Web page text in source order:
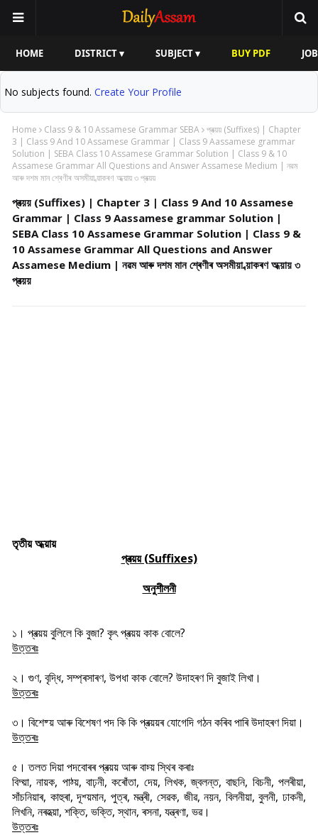
HOME DISTRICT ▾ SUBJECT ▾ BUY PDF
No subjects found. Create Your Profile
Home Class 9 & 10 Assamese Grammar SEBA প্ৰত্য়য় (Suffixes) | Chapter
3 | Class 9 And 10 Assamese Grammar | Class 9 Aassamese grammar
Solution | SEBA Class 10 Assamese Grammar Solution | Class 9 & 10
Assamese Grammar All Questions and Answer Assamese Medium | নৱম
আৰু দশম মান শ্ৰেণীৰ অসমীয়া ব্য়াকৰণ অধ্য়ায় ৩ প্ৰত্য়য়
প্ৰত্য়য় (Suffixes) | Chapter 3 | Class 9 And 10 Assamese
Grammar | Class 9 Aassamese grammar Solution |
SEBA Class 10 Assamese Grammar Solution | Class 9 &
10 Assamese Grammar All Questions and Answer
Assamese Medium | নৱম আৰু দশম মান শ্ৰেণীৰ অসমীয়া ব্য়াকৰণ অধ্য়ায় ৩
প্ৰত্য়য়
তৃতীয় অধ্য়ায়
প্ৰত্য়য় (Suffixes)
অনুশীলনী
১। প্ৰত্য়য় বুলিলে কি বুজা? কৃৎ প্ৰত্য়য় কাক বোলে?
উত্তৰঃ
২। গুণ, বৃদ্ধি, সম্প্ৰসাৰণ, উপধা কাক বোলে? উদাহৰণ দি বুজাই লিখা।
উত্তৰঃ
৩। বিশেষ্য় আৰু বিশেষণ পদ কি কি প্ৰত্য়য়ৰ যোগেদি গঠন কৰিব পাৰি উদাহৰণ দিয়া।
উত্তৰঃ
৫। তলত দিয়া পদবোৰৰ প্ৰত্য়য় আৰু বাচ্য় স্থিৰ কৰাঃ
বিদ্য়া, নায়ক, পাঠ্য়, বাঢ়নী, কৰোঁতা, দেয়, লিখক, জ্বলন্ত, বাছনি, বিচনী, পলৰীয়া,
সাঁচনিয়াৰ, কাহুৰা, দূশ্য়মান, পুত্ৰ, মন্ত্ৰী, সেৱক, জীৱ, নয়ন, বিলনীয়া, বুলনী, ঢাকনী,
লিখনি, নৰহত্য়া, শক্তি, ভক্তি, স্থান, ৰসনা, যন্ত্ৰণা, ভৱ।
উত্তৰঃ